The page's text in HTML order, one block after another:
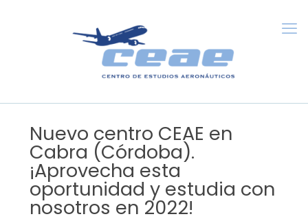
Nuevo centro CEAE en
Cabra (Córdoba).
¡Aprovecha esta
oportunidad y estudia con
nosotros en 2022!